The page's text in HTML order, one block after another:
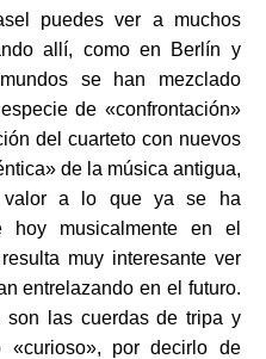
puedes ver a muchos
allí, como en Berlín y
se han mezclado
de «confrontación»
del cuarteto con nuevos
de la música antigua,
valor a lo que ya se ha
musicalmente en el
muy interesante ver
entrelazando en el futuro.
son las cuerdas de tripa y
por decirlo de